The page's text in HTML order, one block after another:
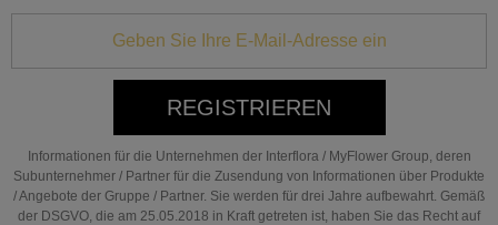
REGISTRIEREN
Informationen für die Unternehmen der Interflora / MyFlower Group, deren
Subunternehmer / Partner für die Zusendung von Informationen über Produkte
/ Angebote der Gruppe / Partner. Sie werden für drei Jahre aufbewahrt. Gemäß
der DSGVO, die am 25.05.2018 in Kraft getreten ist, haben Sie das Recht auf